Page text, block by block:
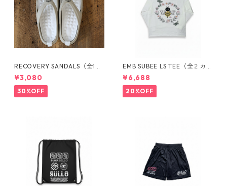
RECOVERY SANDALS（全1カ
ラー）1726001020
¥3,080
30%OFF
EMB SUBEE LS TEE（全２カラ
ー）1730401021
¥6,688
20%OFF